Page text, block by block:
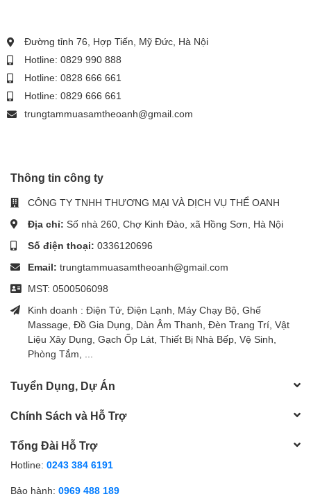
Đường tỉnh 76, Hợp Tiến, Mỹ Đức, Hà Nội
Hotline: 0829 990 888
Hotline: 0828 666 661
Hotline: 0829 666 661
trungtammuasamtheoanh@gmail.com
Thông tin công ty
CÔNG TY TNHH THƯƠNG MẠI VÀ DỊCH VỤ THỂ OANH
Địa chỉ: Số nhà 260, Chợ Kinh Đào, xã Hồng Sơn, Hà Nội
Số điện thoại: 0336120696
Email: trungtammuasamtheoanh@gmail.com
MST: 0500506098
Kinh doanh : Điện Tử, Điện Lạnh, Máy Chạy Bộ, Ghế
Massage, Đồ Gia Dụng, Dàn Âm Thanh, Đèn Trang Trí, Vật
Liệu Xây Dụng, Gạch Ốp Lát, Thiết Bị Nhà Bếp, Vệ Sinh,
Phòng Tắm, ...
Tuyển Dụng, Dự Án
Chính Sách và Hỗ Trợ
Tổng Đài Hỗ Trợ
Hotline: 0243 384 6191
Bảo hành: 0969 488 189